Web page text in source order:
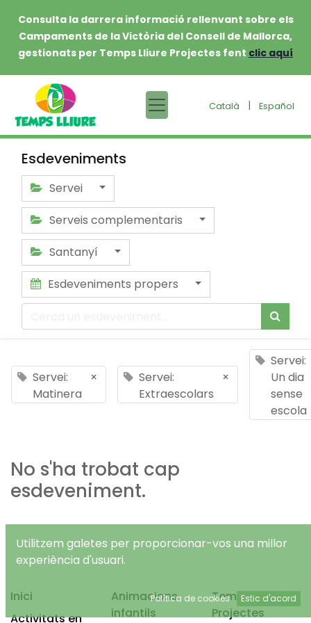
Consulta la darrera informació rellenvant sobre els
Campaments de la Victòria del Consell de Mallorca,
gestionats per Temps Lliure Projectes fent clic aquí
Català | Español
Esdeveniments
Servei
Serveis complementaris
Santanyí
Esdeveniments propers
Servei:
Matinera
×
Servei:
Extraescolars
×
Servei:
Un dia
sense
escola
No s'ha trobat cap
esdeveniment.
Inici
Activitats en
Animacions
infantils
Temps Lliure
Projectes
Utilitzem galetes per proporcionar-vos una millor
experiència d'usuari.
Política de cookies Estic d'acord